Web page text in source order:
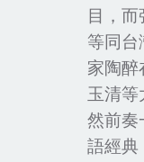
目，
等同台
家陶醉
玉清等
然前奏
語經典